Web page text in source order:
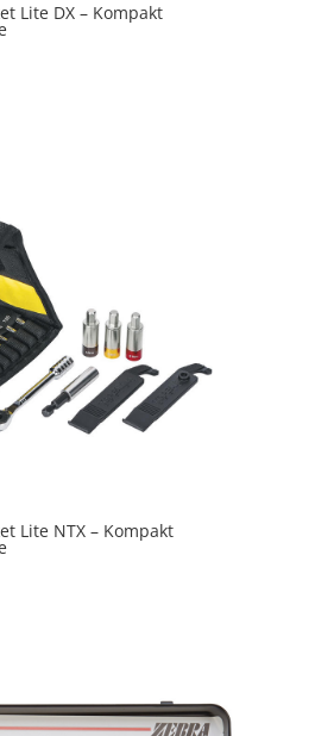
Lite DX – Kompakt
Lite NTX – Kompakt